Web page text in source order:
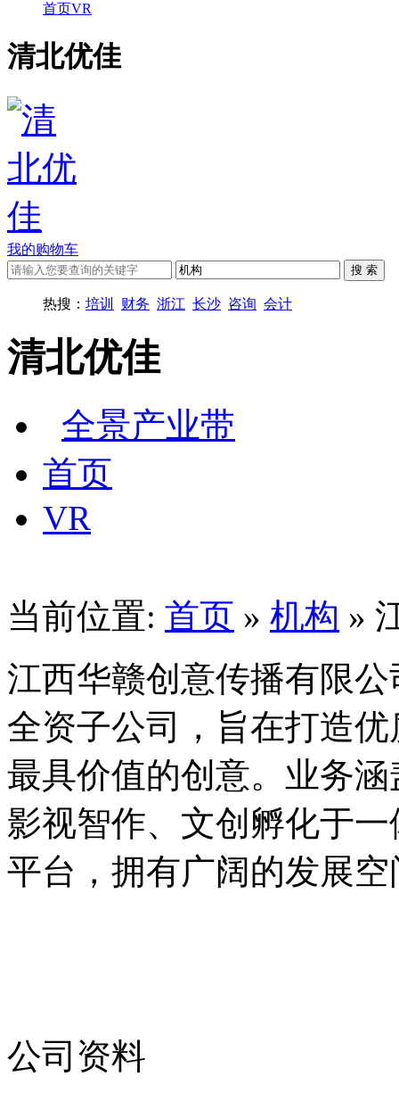
首页VR
清北优佳
我的购物车
热搜： 培训 财务 浙江 长沙 咨询 会计
清北优佳
全景产业带
首页
VR
当前位置: 首页 » 机构 »
江西华赣创意传播有限
全资子公司，旨在打造
最具价值的创意。业务
影视智作、文创孵化于
平台，拥有广阔的发展
公司资料